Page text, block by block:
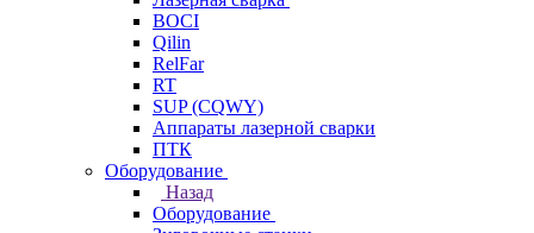
BOCI
Qilin
RelFar
RT
SUP (CQWY)
Аппараты лазерной сварки
ПТК
Оборудование
Назад
Оборудование